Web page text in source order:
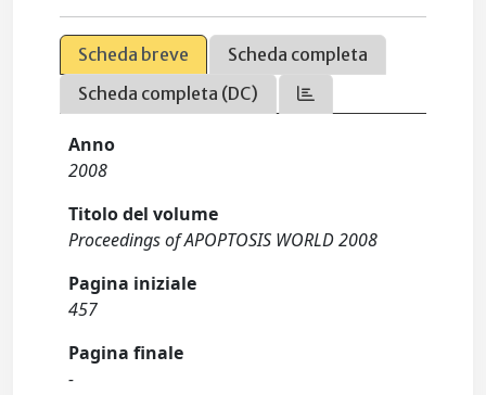
Scheda breve
Scheda completa
Scheda completa (DC)
Anno
2008
Titolo del volume
Proceedings of APOPTOSIS WORLD 2008
Pagina iniziale
457
Pagina finale
-